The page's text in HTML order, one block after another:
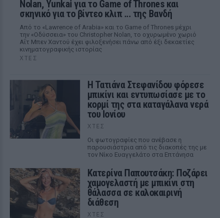
Nolan, Yunkai για το Game of Thrones και
σκηνικό για το βίντεο κλιπ ... της Βανδή
Από το «Lawrence of Arabia» και το Game of Thrones μέχρι
την «Οδύσσεια» του Christopher Nolan, το οχυρωμένο χωριό
Αΐτ Μπεν Χαντού έχει φιλοξενήσει πάνω από έξι δεκαετίες
κινηματογραφικής ιστορίας
ΧΤΕΣ
Η Τατιάνα Στεφανίδου φόρεσε
μπικίνι και εντυπωσίασε με το
κορμί της στα καταγάλανα νερά
του Ιονίου
ΧΤΕΣ
Οι φωτογραφίες που ανέβασε η
παρουσιάστρια από τις διακοπές της με
τον Νίκο Ευαγγελάτο στα Επτάνησα
Κατερίνα Παπουτσάκη: Ποζάρει
χαμογελαστή με μπικίνι στη
θάλασσα σε καλοκαιρινή
διάθεση
ΧΤΕΣ